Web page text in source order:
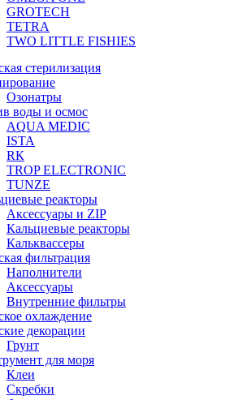
GROTECH
TETRA
TWO LITTLE FISHIES
стерилизация
Озонатры
воды и осмос
AQUA MEDIC
ISTA
RК
TROP ELECTRONIC
TUNZE
реакторы
Аксессуары и ZIP
Кальциевые реакторы
Кальквассеры
фильтрация
Наполнители
Аксессуары
Внутренние фильтры
охлаждение
декорации
Грунт
для моря
Клеи
Скребки